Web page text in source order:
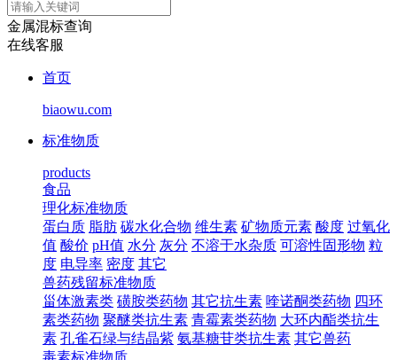
金属混标查询
在线客服
首页
biaowu.com
标准物质
products
食品
理化标准物质
蛋白质 脂肪 碳水化合物 维生素 矿物质元素 酸度 过氧化
值 酸价 pH值 水分 灰分 不溶于水杂质 可溶性固形物 粒
度 电导率 密度 其它
兽药残留标准物质
甾体激素类 磺胺类药物 其它抗生素 喹诺酮类药物 四环
素类药物 聚醚类抗生素 青霉素类药物 大环内酯类抗生
素 孔雀石绿与结晶紫 氨基糖苷类抗生素 其它兽药
毒素标准物质